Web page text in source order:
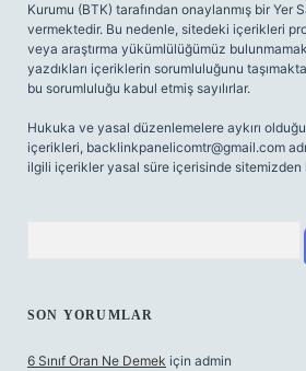
Kurumu (BTK) tarafından onaylanmış bir Yer
vermektedir. Bu nedenle, sitedeki içerikleri
veya araştırma yükümlülüğümüz
yazdıkları içeriklerin sorumluluğunu
bu sorumluluğu kabul etmiş sayılırlar.
Hukuka ve yasal düzenlemelere aykırı
içerikleri, backlinkpanelicomtr@gmail.com
ilgili içerikler yasal süre içerisinde sitemizden
SON YORUMLAR
6 Sınıf Oran Ne Demek için admin